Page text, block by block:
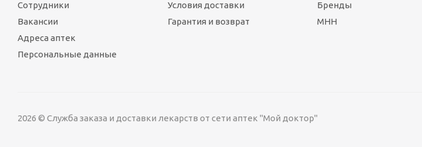
Сотрудники
Вакансии
Адреса аптек
Персональные данные
Условия доставки
Гарантия и возврат
Бренды
МНН
2026 © Служба заказа и доставки лекарств от сети аптек "Мой доктор"